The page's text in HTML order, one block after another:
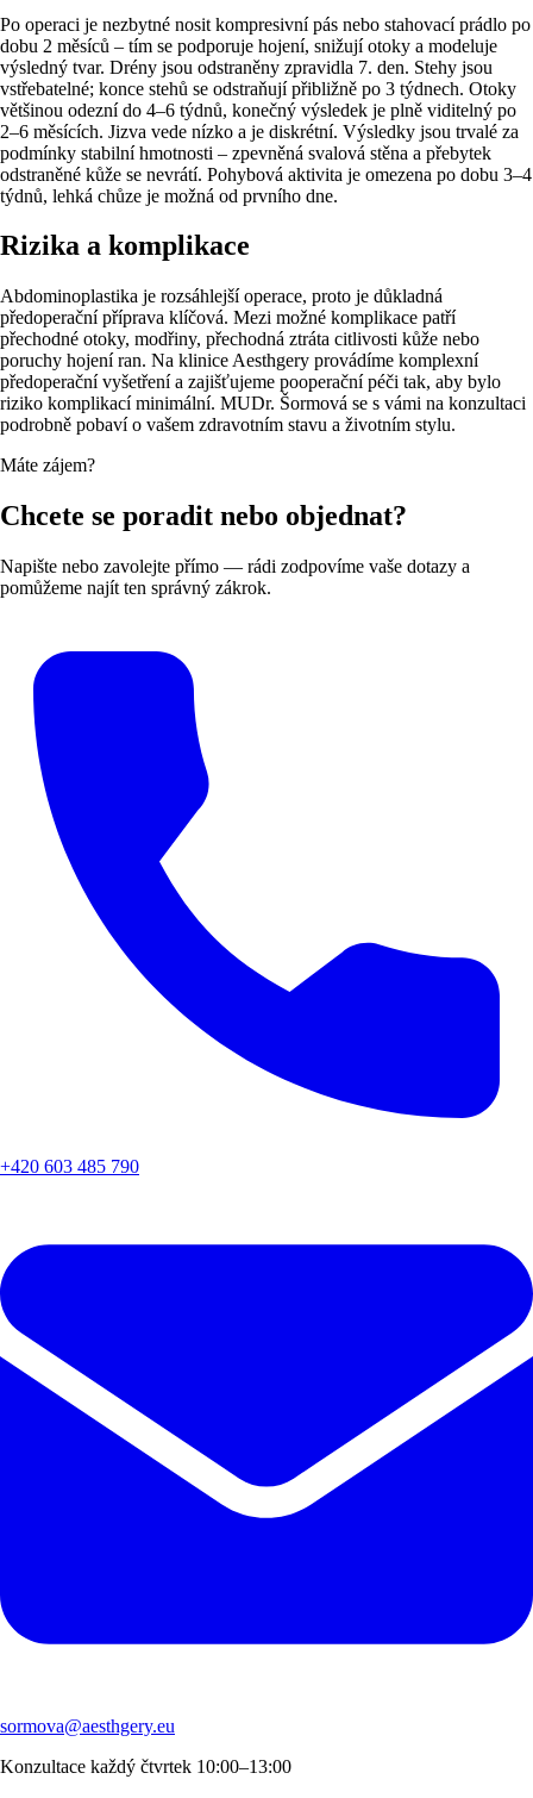
Po operaci je nezbytné nosit kompresivní pás nebo stahovací prádlo po
dobu 2 měsíců – tím se podporuje hojení, snižují otoky a modeluje
výsledný tvar. Drény jsou odstraněny zpravidla 7. den. Stehy jsou
vstřebatelné; konce stehů se odstraňují přibližně po 3 týdnech. Otoky
většinou odezní do 4–6 týdnů, konečný výsledek je plně viditelný po
2–6 měsících. Jizva vede nízko a je diskrétní. Výsledky jsou trvalé za
podmínky stabilní hmotnosti – zpevněná svalová stěna a přebytek
odstraněné kůže se nevrátí. Pohybová aktivita je omezena po dobu 3–4
týdnů, lehká chůze je možná od prvního dne.
Rizika a komplikace
Abdominoplastika je rozsáhlejší operace, proto je důkladná
předoperační příprava klíčová. Mezi možné komplikace patří
přechodné otoky, modřiny, přechodná ztráta citlivosti kůže nebo
poruchy hojení ran. Na klinice Aesthgery provádíme komplexní
předoperační vyšetření a zajišťujeme pooperační péči tak, aby bylo
riziko komplikací minimální. MUDr. Šormová se s vámi na konzultaci
podrobně pobaví o vašem zdravotním stavu a životním stylu.
Máte zájem?
Chcete se poradit nebo objednat?
Napište nebo zavolejte přímo — rádi zodpovíme vaše dotazy a
pomůžeme najít ten správný zákrok.
+420 603 485 790
sormova@aesthgery.eu
Konzultace každý čtvrtek 10:00–13:00